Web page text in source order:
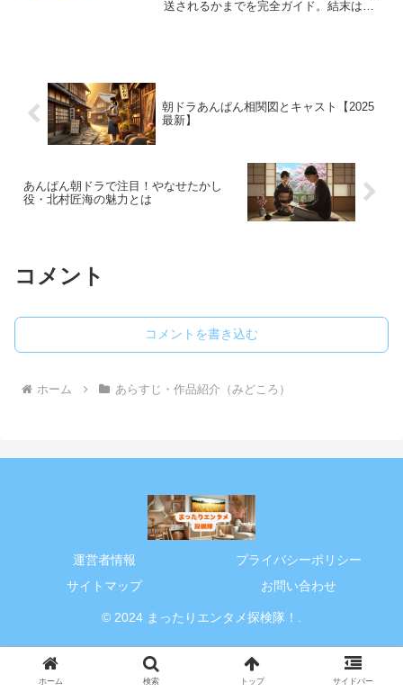
送されるかまでを完全ガイド。結末はど
朝ドラあんぱん相関図とキャスト【2025
最新】
あんぱん朝ドラで注目！やなせたかし
役・北村匠海の魅力とは
コメント
コメントを書き込む
ホーム あらすじ・作品紹介（みどころ）
運営者情報
プライバシーポリシー
サイトマップ
お問い合わせ
© 2024 まったりエンタメ探検隊！.
ホーム 検索 トップ サイドバー